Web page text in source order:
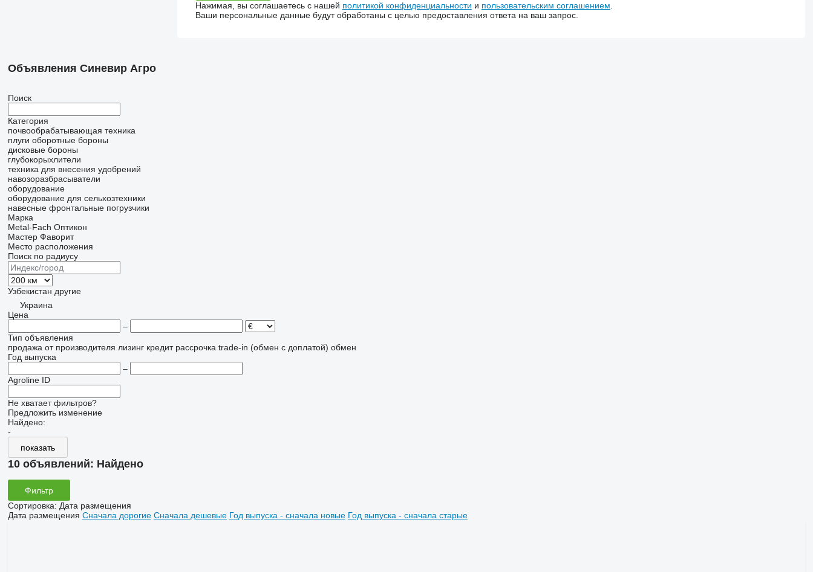
Нажимая, вы соглашаетесь с нашей политикой конфиденциальности и пользовательским соглашением
Ваши персональные данные будут обработаны с целью предоставления ответа на ваш запрос.
Объявления Синевир Агро
Поиск
Категория
почвообрабатывающая техника
плуги оборотные бороны
дисковые бороны
глубокорыхлители
техника для внесения удобрений
навозоразбрасыватели
оборудование
оборудование для сельхозтехники
навесные фронтальные погрузчики
Марка
Metal-Fach Оптикон
Мастер Фаворит
Место расположения
Поиск по радиусу
Узбекистан другие
Украина
Цена
–
Тип объявления
продажа от производителя лизинг кредит рассрочка trade-in (обмен с доплатой) обмен
Год выпуска
–
Agroline ID
Не хватает фильтров?
Предложить изменение
Найдено:
-
показать
10 объявлений: Найдено
Фильтр
Сортировка: Дата размещения
Дата размещения Сначала дорогие Сначала дешевые Год выпуска - сначала новые Год выпуска - сначала старые